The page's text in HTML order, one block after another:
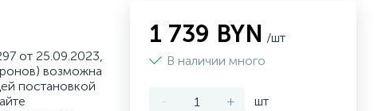
от 25.09.2023,
возможна
постановкой
1 739 BYN /шт
В наличии много
- + шт